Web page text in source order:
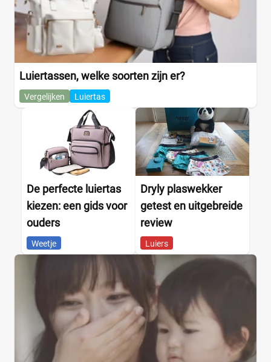
Luiertassen, welke soorten zijn er?
Vergelijken Luiertas
De perfecte luiertas
kiezen: een gids voor
ouders
Weetje
Dryly plaswekker
getest en uitgebreide
review
Luiers